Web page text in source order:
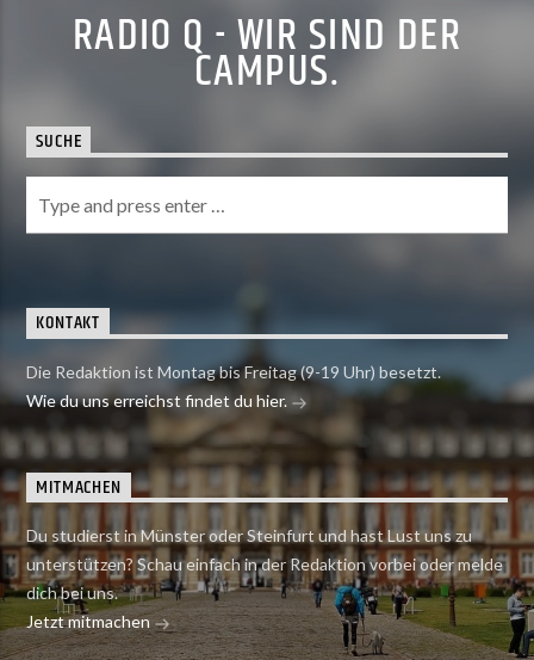
RADIO Q - WIR SIND DER
CAMPUS.
SUCHE
KONTAKT
Die Redaktion ist Montag bis Freitag (9-19 Uhr) besetzt.
Wie du uns erreichst findet du hier.
MITMACHEN
Du studierst in Münster oder Steinfurt und hast Lust uns zu
unterstützen? Schau einfach in der Redaktion vorbei oder melde
dich bei uns.
Jetzt mitmachen